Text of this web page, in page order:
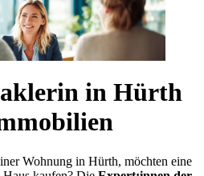
in Hürth
Wohnung in Hürth, möchten eine